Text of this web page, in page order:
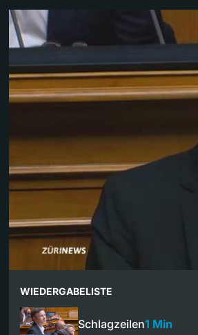
WIEDERGABELISTE
Schlagzeilen1 Min